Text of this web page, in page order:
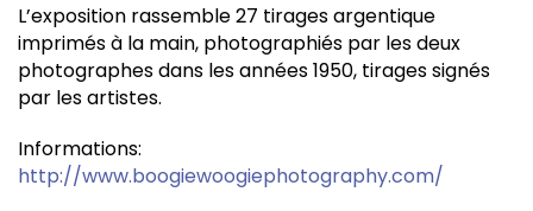
L’exposition rassemble 27 tirages argentique
imprimés à la main, photographiés par les deux
photographes dans les années 1950, tirages signés
par les artistes.
Informations:
http://www.boogiewoogiephotography.com/